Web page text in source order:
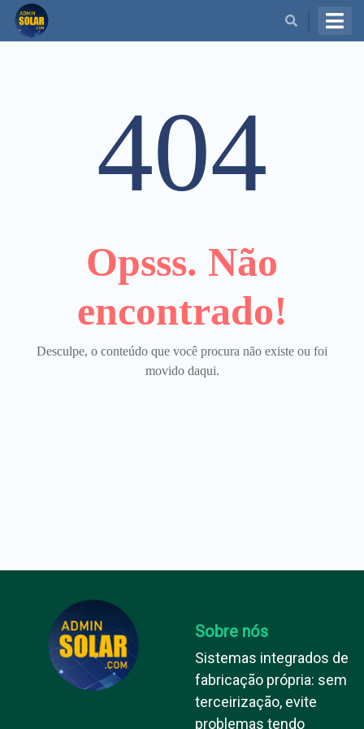
404
Opsss. Não
encontrado!
Desculpe, o conteúdo que você procura não existe ou foi
movido daqui.
Sobre nós
Sistemas integrados de
fabricação própria: sem
terceirização, evite
problemas tendo